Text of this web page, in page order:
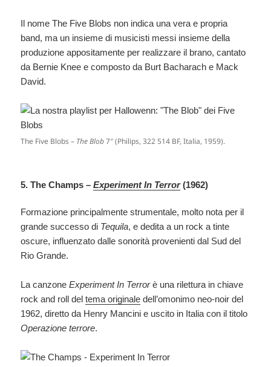
Il nome The Five Blobs non indica una vera e propria
band, ma un insieme di musicisti messi insieme della
produzione appositamente per realizzare il brano, cantato
da Bernie Knee e composto da Burt Bacharach e Mack
David.
The Five Blobs – The Blob7″ (Philips, 322 514 BF, Italia, 1959).
5. The Champs –Experiment In Terror(1962)
Formazione principalmente strumentale, molto nota per il
grande successo di Tequila, e dedita a un rock a tinte
oscure, influenzato dalle sonorità provenienti dal Sud del
Rio Grande.
La canzoneExperiment In Terrorè una rilettura in chiave
rock and roll deltema originale dell’omonimo neo-noir del
1962, diretto da Henry Mancini e uscito in Italia con il titolo
Operazione terrore.